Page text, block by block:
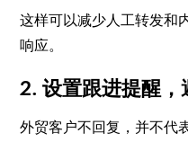
这样可以减少人工转发和
响应。
2. 设置跟进提醒
外贸客户不回复，并不代